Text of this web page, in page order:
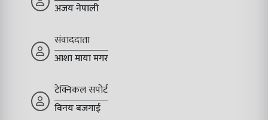
अजय नेपाली
संवाददाता
आशा माया मगर
टेक्निकल सपोर्ट
विनय बजगाई